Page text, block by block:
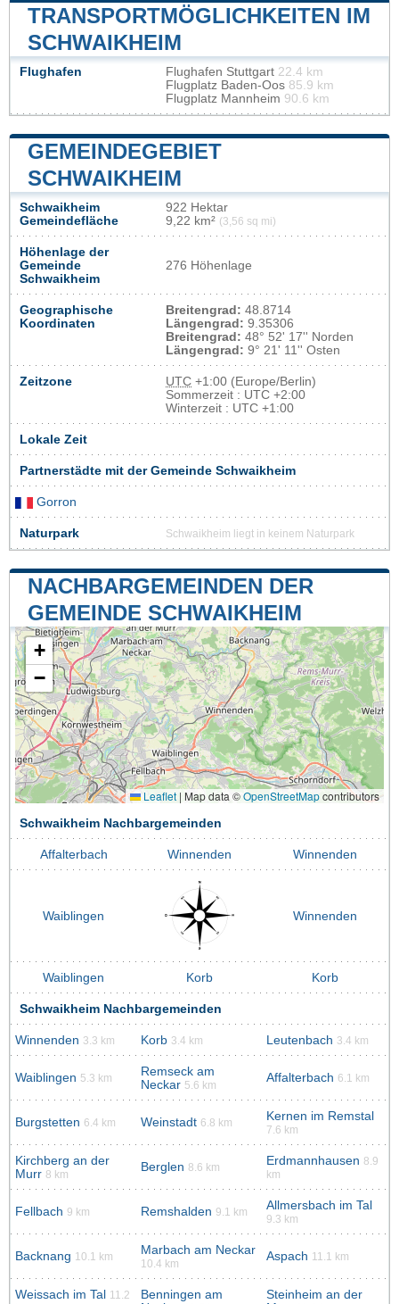
TRANSPORTMÖGLICHKEITEN IM
SCHWAIKHEIM
Flughafen Flughafen Stuttgart 22.4 km
Flugplatz Baden-Oos 85.9 km
Flugplatz Mannheim 90.6 km
GEMEINDEGEBIET
SCHWAIKHEIM
Schwaikheim
Gemeindefläche
922 Hektar
9,22 km² (3,56 sq mi)
Höhenlage der
Gemeinde
Schwaikheim
276 Höhenlage
Geographische
Koordinaten
Breitengrad: 48.8714
Längengrad: 9.35306
Breitengrad: 48° 52' 17'' Norden
Längengrad: 9° 21' 11'' Osten
Zeitzone UTC +1:00 (Europe/Berlin)
Sommerzeit : UTC +2:00
Winterzeit : UTC +1:00
Lokale Zeit
Partnerstädte mit der Gemeinde Schwaikheim
Gorron
Naturpark Schwaikheim liegt in keinem Naturpark
NACHBARGEMEINDEN DER
GEMEINDE SCHWAIKHEIM
+
−
Leaflet | Map data ©OpenStreetMapcontributors
Schwaikheim Nachbargemeinden
Affalterbach Winnenden Winnenden
Waiblingen Winnenden
Waiblingen Korb Korb
Schwaikheim Nachbargemeinden
Winnenden 3.3 km Korb 3.4 km Leutenbach 3.4 km
Waiblingen 5.3 km
Remseck am
Neckar 5.6 km
Affalterbach 6.1 km
Burgstetten 6.4 km Weinstadt 6.8 km Kernen im Remstal
7.6 km
Kirchberg an der
Murr 8 km
Berglen 8.6 km Erdmannhausen 8.9
km
Fellbach 9 km Remshalden 9.1 km Allmersbach im Tal
9.3 km
Backnang 10.1 km Marbach am Neckar
10.4 km
Aspach 11.1 km
Weissach im Tal
11.2
Benningen am
Steinheim an der